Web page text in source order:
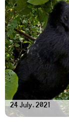
24 July, 2021